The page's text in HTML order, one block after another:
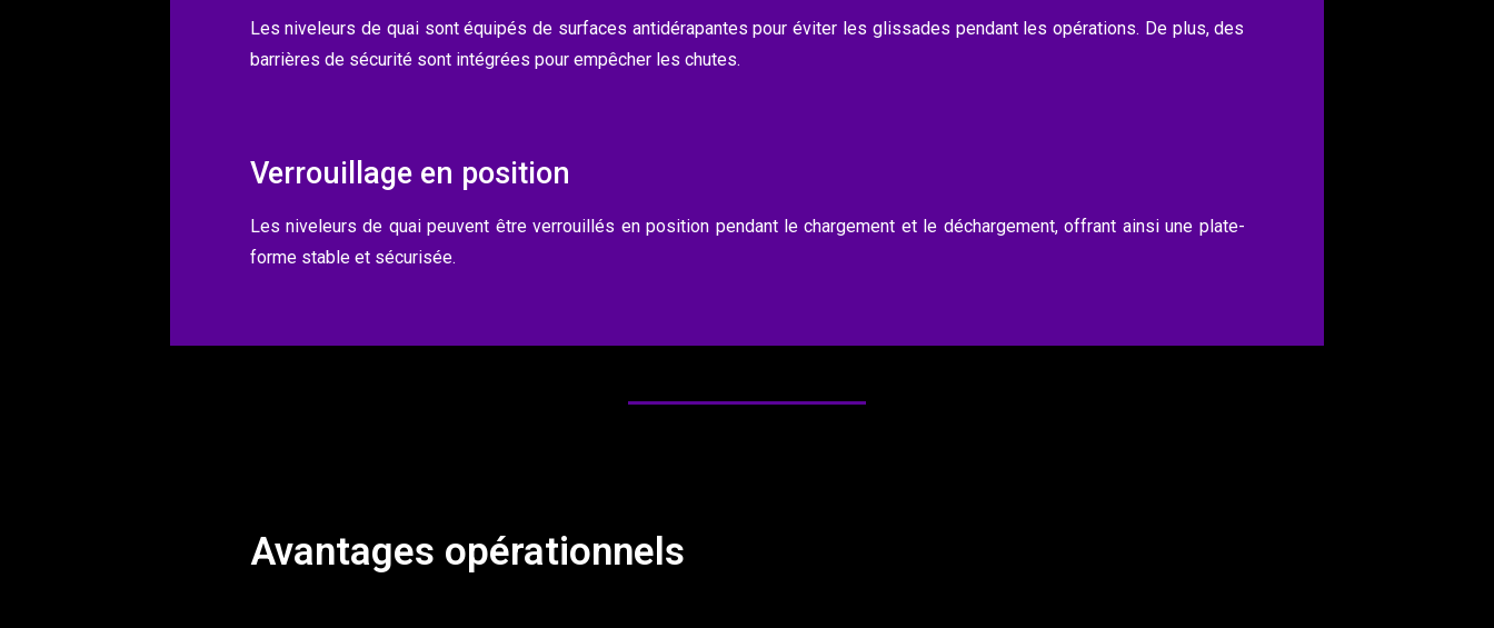
Les niveleurs de quai sont équipés de surfaces antidérapantes pour éviter les glissades pendant les opérations. De plus, des
barrières de sécurité sont intégrées pour empêcher les chutes.
Verrouillage en position
Les niveleurs de quai peuvent être verrouillés en position pendant le chargement et le déchargement, offrant ainsi une plate-
forme stable et sécurisée.
Avantages opérationnels